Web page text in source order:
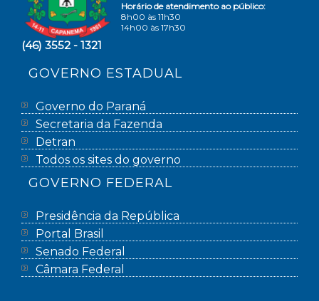
Horário de atendimento ao público:
8h00 às 11h30
14h00 às 17h30
(46) 3552 - 1321
GOVERNO ESTADUAL
Governo do Paraná
Secretaria da Fazenda
Detran
Todos os sites do governo
GOVERNO FEDERAL
Presidência da República
Portal Brasil
Senado Federal
Câmara Federal